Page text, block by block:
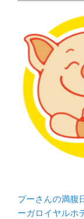
化し
プーさんの満腹
ーガロイヤルホ